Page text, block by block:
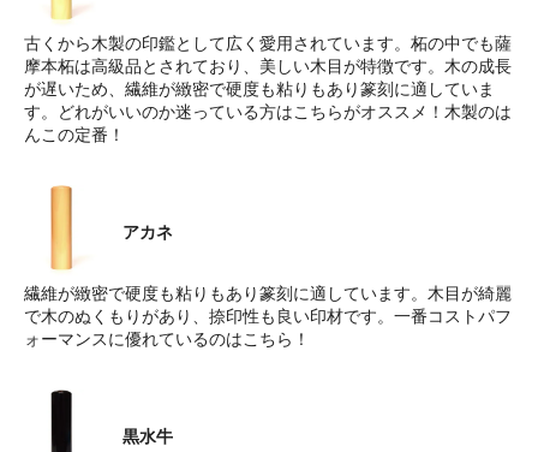
古くから木製の印鑑として広く愛用されています。柘の中でも薩
摩本柘は高級品とされており、美しい木目が特徴です。木の成長
が遅いため、繊維が緻密で硬度も粘りもあり篆刻に適していま
す。どれがいいのか迷っている方はこちらがオススメ！木製のは
んこの定番！
アカネ
繊維が緻密で硬度も粘りもあり篆刻に適しています。木目が綺麗
で木のぬくもりがあり、捺印性も良い印材です。一番コストパフ
ォーマンスに優れているのはこちら！
黒水牛